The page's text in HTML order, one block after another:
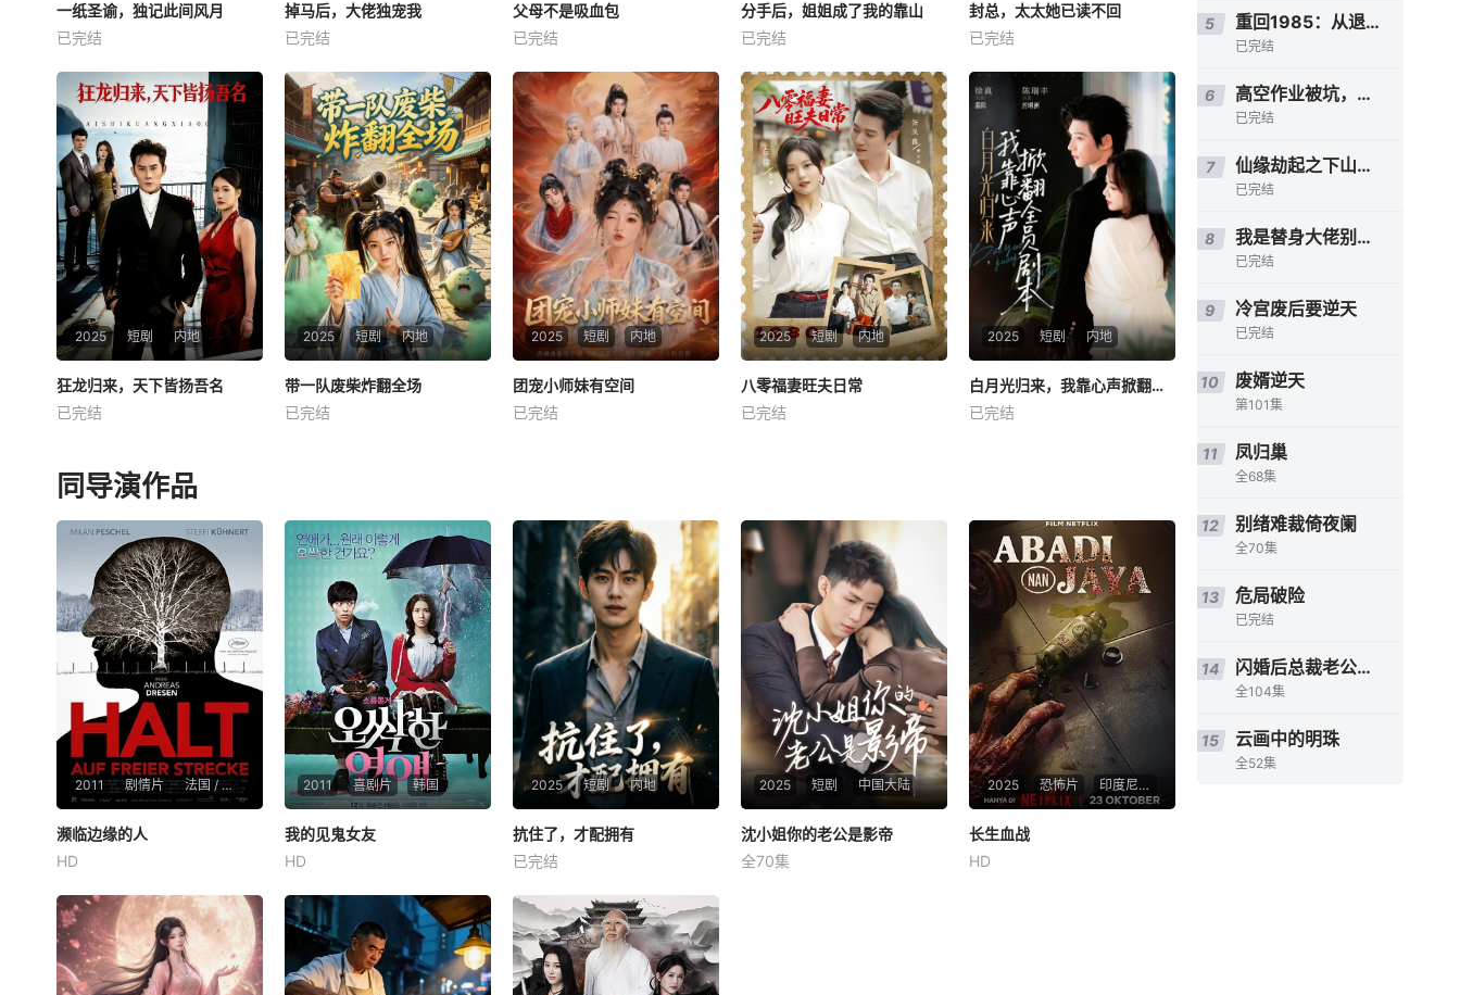
未知
一纸圣谕，独记此间风月
已完结
掉马后，大佬独宠我
未知
掉马后，大佬独宠我
已完结
父母不是吸血包
未知
父母不是吸血包
已完结
分手后，姐姐成了我的靠山
未知
分手后，姐姐成了我的靠山
已完结
封总，太太她已读不回
未知
封总，太太她已读不回
已完结
2025 短剧 内地
未知
狂龙归来，天下皆扬吾名
已完结
2025 短剧 内地
带一队废柴炸翻全场
未知
带一队废柴炸翻全场
已完结
2025 短剧 内地
团宠小师妹有空间
未知
团宠小师妹有空间
已完结
2025 短剧 内地
八零福妻旺夫日常
未知
八零福妻旺夫日常
已完结
2025 短剧 内地
白月光归来，我靠心声掀翻全员剧本
未知
白月光归来，我靠心声掀翻全员剧本
已完结
同导演作品
2011 剧情片 法国 / 德国
濒临边缘的人
弗兰克（米兰·佩斯彻尔 Milan
Peschel饰）和西蒙（斯黛菲·
库恩特 Steffi Kühnert饰）本
是一对幸福的夫妇，他们拥有
濒临边缘的人
HD
2011 喜剧片 韩国
我的见鬼女友
偶然的机会，街头魔术师马兆
邱（李民基 饰）结识了面带忧
郁和惆怅女子姜予丽（孙艺珍
饰）。予丽的神情给了他无限
启发，他邀请予丽与之合作，
我的见鬼女友
HD
2025 短剧 内地
抗住了，才配拥有
未知
抗住了，才配拥有
已完结
2025 短剧 中国大陆
沈小姐你的老公是影帝
沈南枝
沈小姐你的老公是影帝
全70集
2025 恐怖片 印度尼西亚
长生血战
长生血战
HD
5 重回1985：从退婚开始
已完结
6 高空作业被坑，我凭技术逆风翻盘
已完结
7 仙缘劫起之下山掌生死
已完结
8 我是替身大佬别馋我身子
已完结
9 冷宫废后要逆天
已完结
10 废婿逆天
第101集
11 凤归巢
全68集
12 别绪难裁倚夜阑
全70集
13 危局破险
已完结
14 闪婚后总裁老公又欲又野
全104集
15 云画中的明珠
全52集